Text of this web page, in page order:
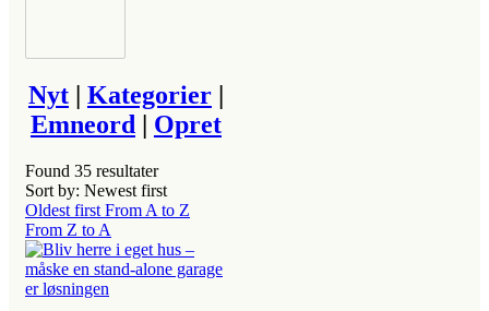
Nyt| Kategorier|
Emneord| Opret
Found 35 resultater
Sort by: Newest first
Oldest first From A to Z
From Z to A